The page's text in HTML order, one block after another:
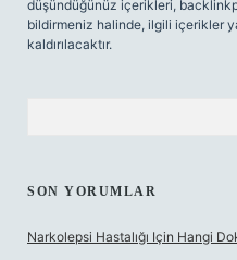
düşündüğünüz içerikleri,
bildirmeniz halinde, ilgili içerikler
kaldırılacaktır.
SON YORUMLAR
Narkolepsi Hastalığı Için Hangi